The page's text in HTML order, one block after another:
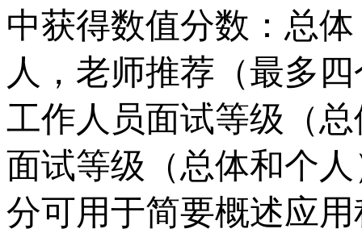
中获得数值分数：总
人，老师推荐（最多
工作人员面试等级（
面试等级（总体和个人
分可用于简要概述应